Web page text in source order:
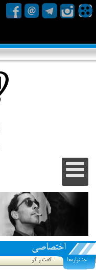
اختصاصی
جشنواره‌ها گفت و گو